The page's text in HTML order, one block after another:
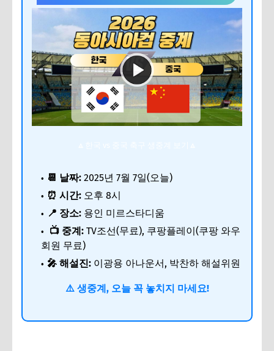
📆 날짜: 2025년 7월 7일(오늘)
⏰ 시간: 오후 8시
📍 장소: 용인 미르스타디움
📺 중계: TV조선(무료), 쿠팡플레이(쿠팡 와우
회원 무료)
🎤 해설진: 이광용 아나운서, 박찬하 해설위원
⚠️ 생중계, 오늘 꼭 놓치지 마세요!